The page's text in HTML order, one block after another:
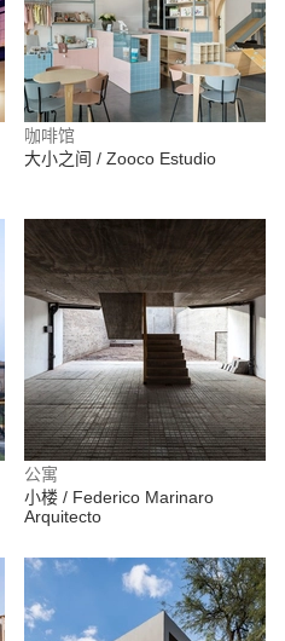
咖啡馆
大小之间 / Zooco Estudio
公寓
小楼 / Federico Marinaro
Arquitecto